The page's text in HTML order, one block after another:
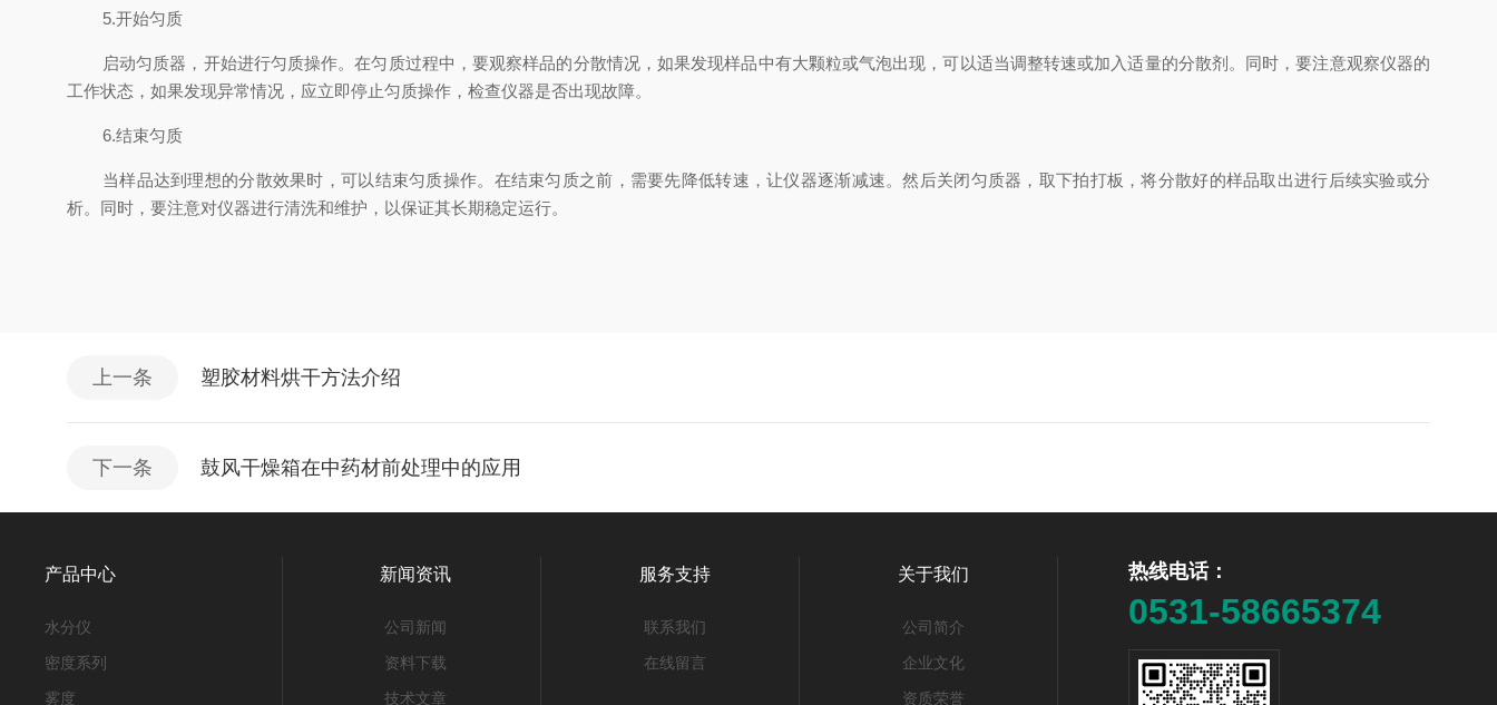
5.开始匀质
启动匀质器，开始进行匀质操作。在匀质过程中，要观察样品的分散情况，如果发现样品中有大颗粒或气泡出现，可以适当调整转速或加入适量的分散剂。同时，要注意观察仪器的
工作状态，如果发现异常情况，应立即停止匀质操作，检查仪器是否出现故障。
6.结束匀质
当样品达到理想的分散效果时，可以结束匀质操作。在结束匀质之前，需要先降低转速，让仪器逐渐减速。然后关闭匀质器，取下拍打板，将分散好的样品取出进行后续实验或分
析。同时，要注意对仪器进行清洗和维护，以保证其长期稳定运行。
上一条 塑胶材料烘干方法介绍
下一条 鼓风干燥箱在中药材前处理中的应用
热线电话：
0531-58665374
产品中心
水分仪
密度系列
雾度
新闻资讯
公司新闻
资料下载
技术文章
服务支持
联系我们
在线留言
关于我们
公司简介
企业文化
资质荣誉